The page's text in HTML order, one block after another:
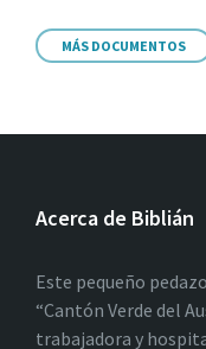
MÁS DOCUMENTOS
Acerca de Biblián
Este pequeño
“Cantón Verde del
trabajadora y